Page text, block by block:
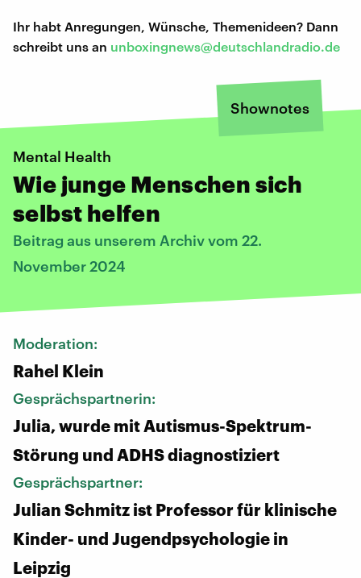
Ihr habt Anregungen, Wünsche, Themenideen? Dann
schreibt uns an unboxingnews@deutschlandradio.de
Shownotes
Mental Health
Wie junge Menschen sich
selbst helfen
Beitrag aus unserem Archiv vom 22.
November 2024
Moderation:
Rahel Klein
Gesprächspartnerin:
Julia, wurde mit Autismus-Spektrum-
Störung und ADHS diagnostiziert
Gesprächspartner:
Julian Schmitz ist Professor für klinische
Kinder- und Jugendpsychologie in
Leipzig